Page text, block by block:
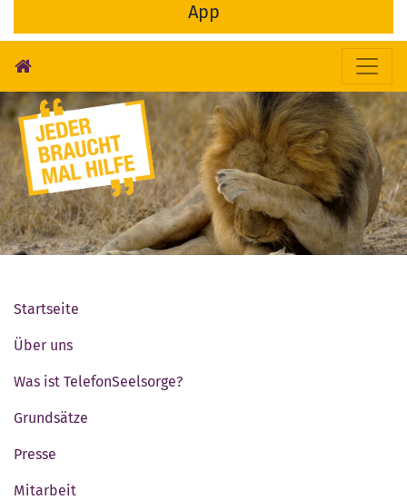
App
Startseite
Über uns
Was ist TelefonSeelsorge?
Grundsätze
Presse
Mitarbeit